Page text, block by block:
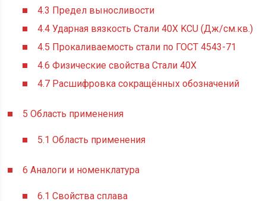
4.3 Предел выносливости
4.4 Ударная вязкость Стали 40Х KCU (Дж/см.кв.)
4.5 Прокаливаемость стали по ГОСТ 4543-71
4.6 Физические свойства Стали 40Х
4.7 Расшифровка сокращённых обозначений
5 Область применения
5.1 Область применения
6 Аналоги и номенклатура
6.1 Свойства сплава